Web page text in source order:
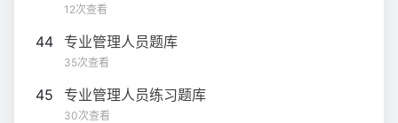
12次查看
44 专业管理人员题库
35次查看
45 专业管理人员练习题库
30次查看